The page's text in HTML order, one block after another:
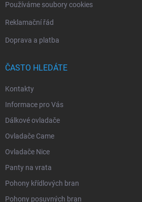
Používáme soubory cookies
Reklamační řád
Doprava a platba
ČASTO HLEDÁTE
Kontakty
Informace pro Vás
Dálkové ovladače
Ovladače Came
Ovladače Nice
Panty na vrata
Pohony křídlových bran
Pohony posuvných bran